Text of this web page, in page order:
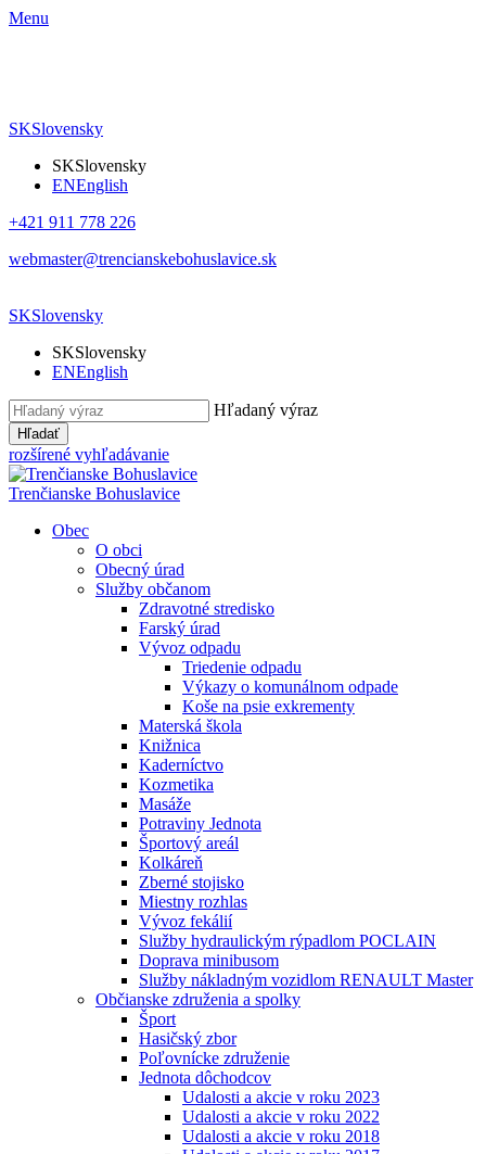
Menu
SKSlovensky
SKSlovensky
ENEnglish
+421 911 778 226
webmaster@trencianskebohuslavice.sk
SKSlovensky
SKSlovensky
ENEnglish
Hľadaný výraz
Hľadať
rozšírené vyhľadávanie
Trenčianske Bohuslavice
Obec
O obci
Obecný úrad
Služby občanom
Zdravotné stredisko
Farský úrad
Vývoz odpadu
Triedenie odpadu
Výkazy o komunálnom odpade
Koše na psie exkrementy
Materská škola
Knižnica
Kaderníctvo
Kozmetika
Masáže
Potraviny Jednota
Športový areál
Kolkáreň
Zberné stojisko
Miestny rozhlas
Vývoz fekálií
Služby hydraulickým rýpadlom POCLAIN
Doprava minibusom
Služby nákladným vozidlom RENAULT Master
Občianske združenia a spolky
Šport
Hasičský zbor
Poľovnícke združenie
Jednota dôchodcov
Udalosti a akcie v roku 2023
Udalosti a akcie v roku 2022
Udalosti a akcie v roku 2018